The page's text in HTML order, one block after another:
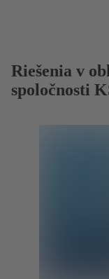
Riešenia v
spoločnosti